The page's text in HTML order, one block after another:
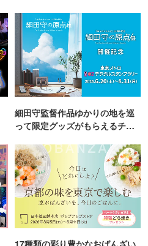
細田守監督作品ゆかりの地を巡
って限定グッズがもらえるチャ